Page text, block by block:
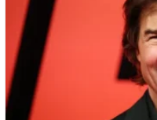
Лолита
ее из